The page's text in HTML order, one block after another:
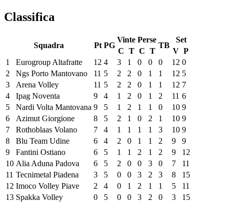
Classifica
Squadra Pt PG
Vinte Perse
TB
Set
C T C T V P
1
Eurogroup Altafratte 12 4 3 1 0 0 0 12 0
2
Ngs Porto Mantovano 11 5 2 2 0 1 1 12 5
3
Arena Volley 11 5 2 2 0 1 1 12 7
4
Ipag Noventa 9 4 1 2 0 1 2 11 6
5
Nardi Volta Mantovana 9 5 1 2 1 1 0 10 9
6
Azimut Giorgione 8 5 2 1 0 2 1 10 9
7
Rothoblaas Volano 7 4 1 1 1 1 3 10 9
8
Blu Team Udine 6 4 2 0 1 1 2 9
9
9
Fantini Ostiano 6 5 1 1 2 1 2 9
12
10 Alia Aduna Padova 6 5 2 0 0 3 0 7
11
11 Tecnimetal Piadena 3 5 0 0 3 2 3 8
15
12 Imoco Volley Piave 2 4 0 1 2 1 1 5
11
13 Spakka Volley 0 5 0 0 3 2 0 3
15